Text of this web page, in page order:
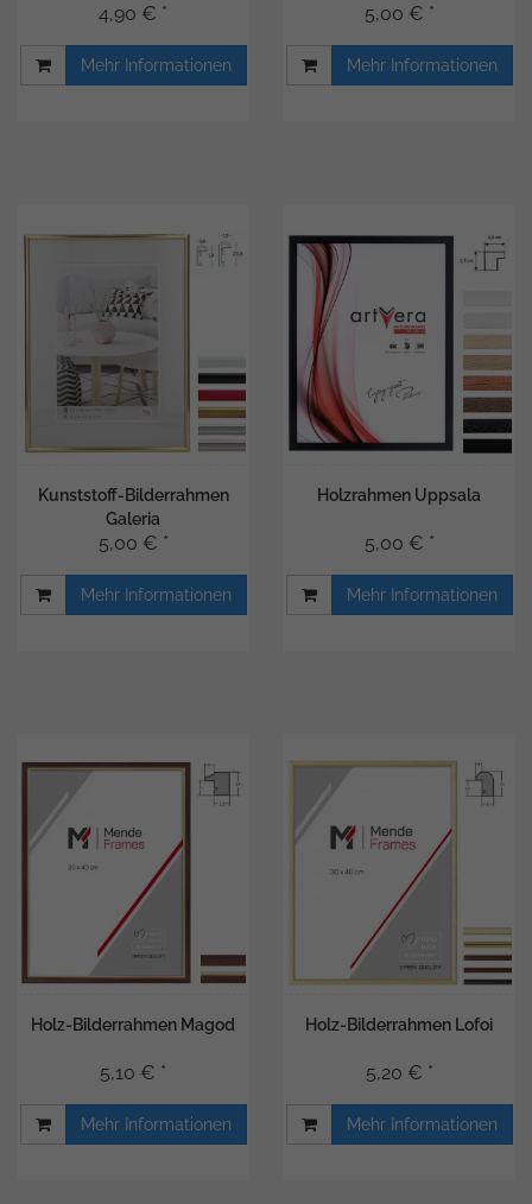
4,90 € *
Mehr Informationen
5,00 € *
Mehr Informationen
Kunststoff-Bilderrahmen
Galeria
5,00 € *
Mehr Informationen
Holzrahmen Uppsala
5,00 € *
Mehr Informationen
Holz-Bilderrahmen Magod
5,10 € *
Mehr Informationen
Holz-Bilderrahmen Lofoi
5,20 € *
Mehr Informationen